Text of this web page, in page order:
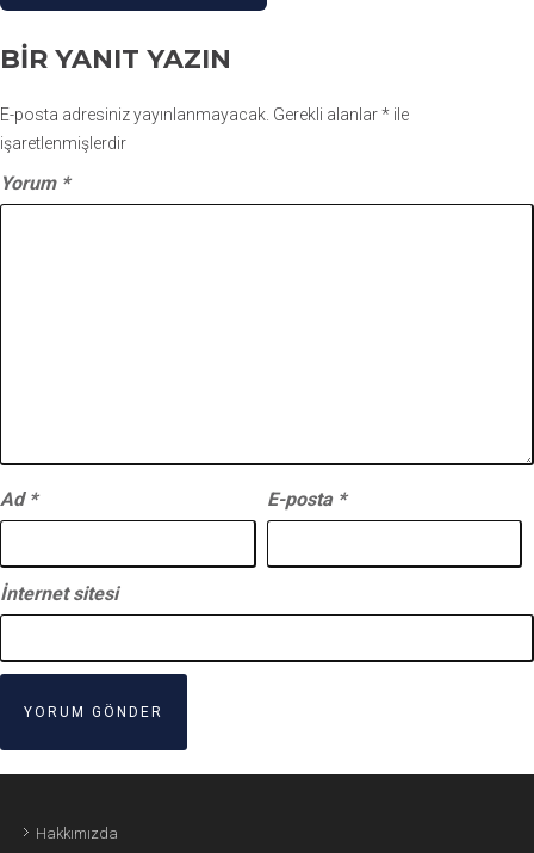
BIR YANIT YAZIN
E-posta adresiniz yayınlanmayacak. Gerekli alanlar* ile
işaretlenmişlerdir
Yorum *
Ad * E-posta *
İnternet sitesi
Hakkımızda